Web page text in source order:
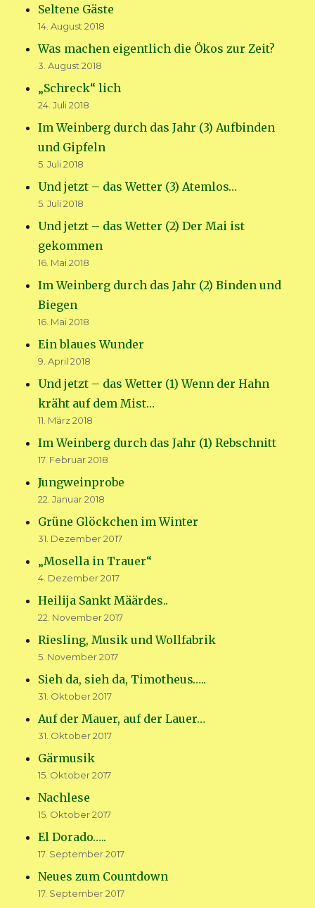
Seltene Gäste
14. August 2018
Was machen eigentlich die Ökos zur Zeit?
3. August 2018
„Schreck“ lich
24. Juli 2018
Im Weinberg durch das Jahr (3) Aufbinden
und Gipfeln
5. Juli 2018
Und jetzt – das Wetter (3) Atemlos…
5. Juli 2018
Und jetzt – das Wetter (2) Der Mai ist
gekommen
16. Mai 2018
Im Weinberg durch das Jahr (2) Binden und
Biegen
16. Mai 2018
Ein blaues Wunder
9. April 2018
Und jetzt – das Wetter (1) Wenn der Hahn
kräht auf dem Mist…
11. März 2018
Im Weinberg durch das Jahr (1) Rebschnitt
17. Februar 2018
Jungweinprobe
22. Januar 2018
Grüne Glöckchen im Winter
31. Dezember 2017
„Mosella in Trauer“
4. Dezember 2017
Heilija Sankt Määrdes..
22. November 2017
Riesling, Musik und Wollfabrik
5. November 2017
Sieh da, sieh da, Timotheus…..
31. Oktober 2017
Auf der Mauer, auf der Lauer…
31. Oktober 2017
Gärmusik
15. Oktober 2017
Nachlese
15. Oktober 2017
El Dorado…..
17. September 2017
Neues zum Countdown
17. September 2017